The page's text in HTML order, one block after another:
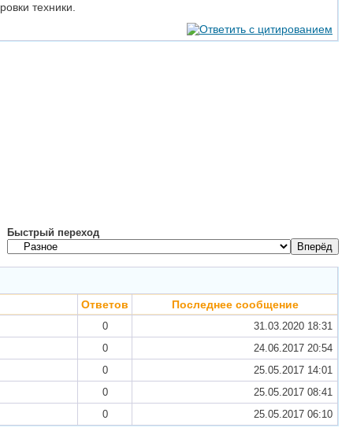
техники.
Быстрый переход
Ответов Последнее сообщение
0 31.03.2020 18:31
0
24.06.2017 20:54
0
25.05.2017 14:01
0
25.05.2017 08:41
0
25.05.2017 06:10